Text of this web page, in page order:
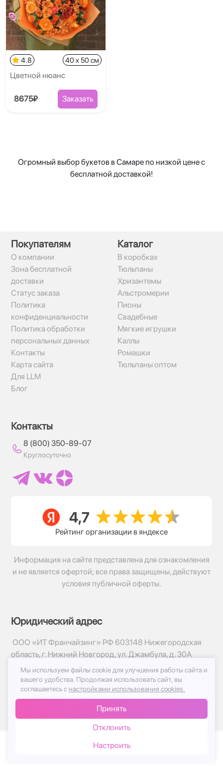
4.8 40 x 50 см
Цветной нюанс
8675₽ Заказать
Огромный выбор букетов в Самаре по низкой цене с
бесплатной доставкой!
Покупателям
О компании
Зона бесплатной
доставки
Статус заказа
Политика
конфиденциальности
Политика обработки
персональных данных
Контакты
Карта сайта
Для LLM
Блог
Каталог
В коробках
Тюльпаны
Хризантемы
Альстромерии
Пионы
Свадебные
Мягкие игрушки
Каллы
Ромашки
Тюльпаны оптом
Контакты
8 (800) 350-89-07
Круглосуточно
Рейтинг организации в яндексе
Информация на сайте представлена для ознакомления
и не является офертой; все права защищены, действуют
условия публичной оферты.
Юридический адрес
ООО «ИТ Франчайзинг» РФ 603148 Нижегородская
область, г. Нижний Новгород, ул. Джамбула, д. 30А
© 2017-2026г, База Цветов 24.ру
Политика конфиденциальности
Публичная оферта
Мы используем файлы cookie для улучшения работы сайта и
вашего удобства. Продолжая использовать сайт, вы
соглашаетесь с настройками использования cookies.
Принять
Отклонить
Настроить